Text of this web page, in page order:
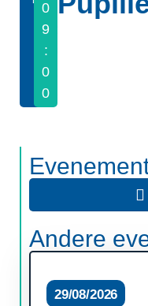
0
9
:
0
0
Andere
29/08/2026